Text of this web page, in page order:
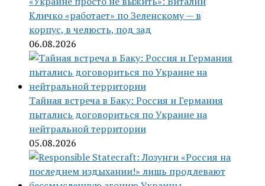
Кличко «работает» по Зеленскому — в
корпус, в челюсть, под зад
06.08.2026
Тайная встреча в Баку: Россия и Германия
пытались договориться по Украине на
нейтральной территории
05.08.2026